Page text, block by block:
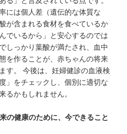
には個人差（遺伝的な体質な
が含まれる食材を食べているか
でいるから」と安心するのでは
しっかり葉酸が満たされ、血中
を作ることが、赤ちゃんの将来
す。 今後は、妊婦健診の血液検
」をチェックし、個別に適切な
るかもしれません。
の健康のために、今できること